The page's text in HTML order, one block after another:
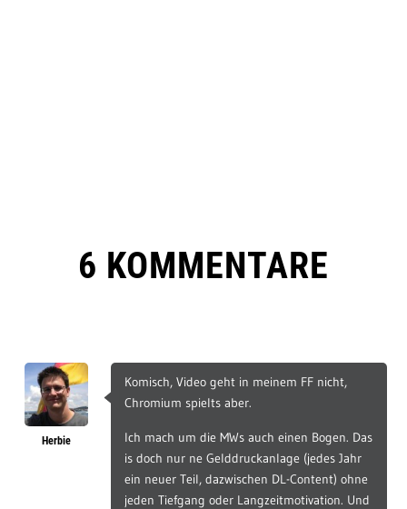
6 KOMMENTARE
Herbie
Komisch, Video geht in meinem FF nicht,
Chromium spielts aber.
Ich mach um die MWs auch einen Bogen. Das
is doch nur ne Gelddruckanlage (jedes Jahr
ein neuer Teil, dazwischen DL-Content) ohne
jeden Tiefgang oder Langzeitmotivation. Und